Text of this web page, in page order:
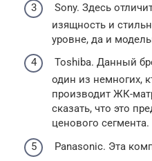
Sony. Здесь
изящность и
уровне, да и
Toshiba. Данный
один из немногих,
производит ЖК-
сказать, что это
ценового сегмента.
Panasonic. Эта